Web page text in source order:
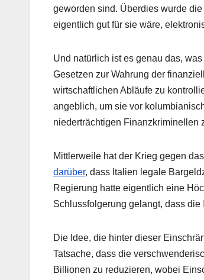
geworden sind. Überdies wurde
eigentlich gut für sie wäre,
Und natürlich ist es genau das,
Gesetzen zur Wahrung der
wirtschaftlichen Abläufe zu
angeblich, um sie vor
niederträchtigen Finanzkriminellen
Mittlerweile hat der Krieg gegen
darüber, dass Italien legale
Regierung hatte eigentlich eine
Schlussfolgerung gelangt, dass
Die Idee, die hinter dieser
Tatsache, dass die
Billionen zu reduzieren, wobei